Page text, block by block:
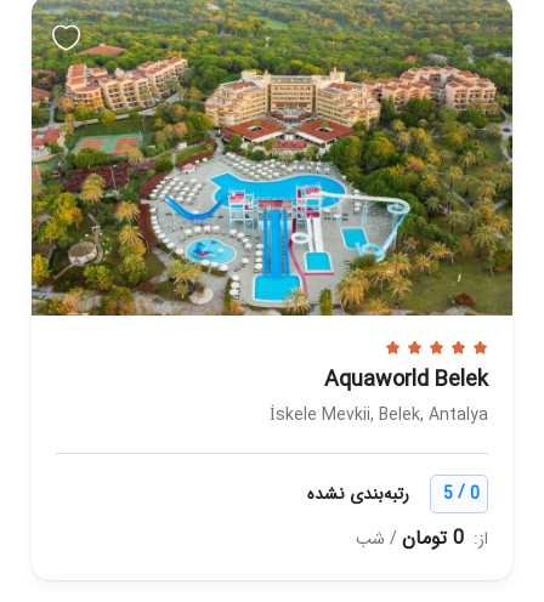
Aquaworld Belek
İskele Mevkii, Belek, Antalya
0
/
رتبه‌بندی نشده
از: 0 تومان / شب